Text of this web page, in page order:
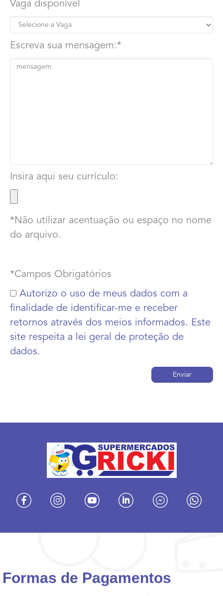
Vaga disponível
Escreva sua mensagem:*
Insira aqui seu currículo:
*Não utilizar acentuação ou espaço no nome
do arquivo.
*Campos Obrigatórios
Autorizo o uso de meus dados com a
finalidade de identificar-me e receber
retornos através dos meios informados. Este
site respeita a lei geral de proteção de
dados.
Formas de Pagamentos